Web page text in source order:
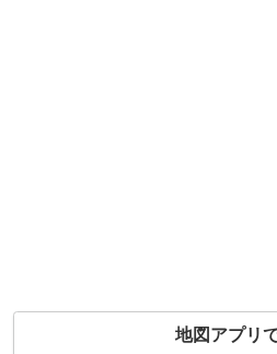
地図アプリ